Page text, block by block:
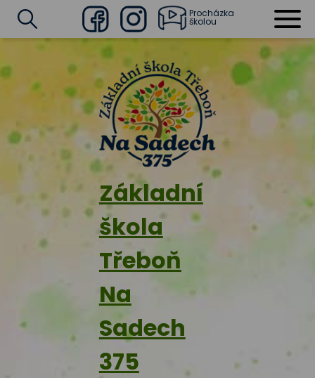
Základní
škola
Třeboň
Na
Sadech
375
FacebookInstagram
Procházka
školou